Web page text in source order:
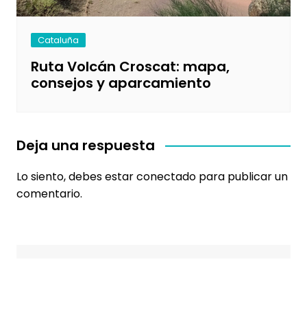
Cataluña
Ruta Volcán Croscat: mapa,
consejos y aparcamiento
Deja una respuesta
Lo siento, debes estarconectadopara publicar un
comentario.